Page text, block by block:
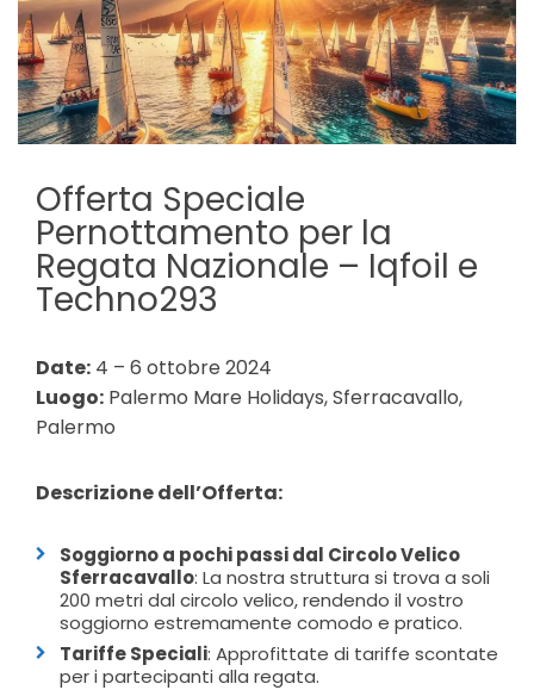
Offerta Speciale
Pernottamento per la
Regata Nazionale – Iqfoil e
Techno293
Date: 4 – 6 ottobre 2024
Luogo: Palermo Mare Holidays, Sferracavallo,
Palermo
Descrizione dell’Offerta:
Soggiorno a pochi passi dal Circolo Velico
Sferracavallo: La nostra struttura si trova a soli
200 metri dal circolo velico, rendendo il vostro
soggiorno estremamente comodo e pratico.
Tariffe Speciali: Approfittate di tariffe scontate
per i partecipanti alla regata.